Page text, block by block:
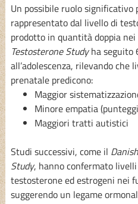
Un possibile ruolo significativo
rappresentato dal livello di
prodotto in quantità doppia
Testosterone Studyha seguito
all’adolescenza, rilevando
prenatale predicono:
Maggior
Minore empatia
Maggiori tratti autistici
Studi successivi, come il
Study, hanno confermato
testosterone ed estrogeni nei
suggerendo un legame